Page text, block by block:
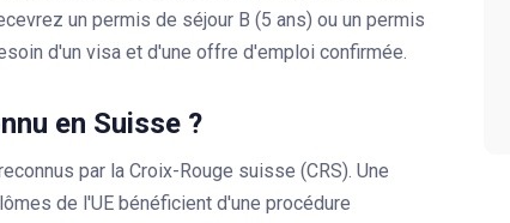
un permis de séjour B (5 ans) ou un permis
d'un visa et d'une offre d'emploi confirmée.
en Suisse ?
par la Croix-Rouge suisse (CRS). Une
de l'UE bénéficient d'une procédure